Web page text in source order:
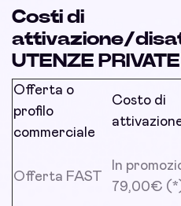
Costi di
attivazione/
UTENZE PRIVATE
Offerta o
profilo
commerciale
Costo di
Offerta FAST
In
79,00€